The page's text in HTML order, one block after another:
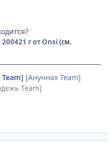
200421 гот Onsi (см.
[Ануннах Team]
Team]